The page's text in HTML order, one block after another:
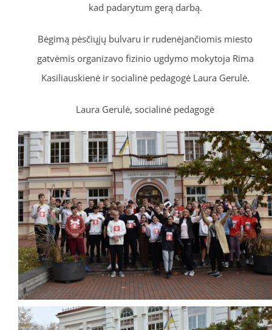
kad padarytum gerą darbą.
Bėgimą pėsčiųjų bulvaru ir rudenėjančiomis miesto
gatvėmis organizavo fizinio ugdymo mokytoja Rima
Kasiliauskienė ir socialinė pedagogė Laura Gerulė.
Laura Gerulė, socialinė pedagogė